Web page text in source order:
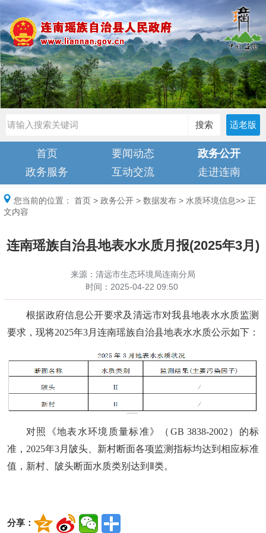
搜索 适老版
首页 要闻动态
政务公开
政务服务
互动交流 走进连南
您当前的位置： 首页 > 政务公开 > 数据发布 > 水质环境信息>> 正
文内容
连南瑶族自治县地表水水质月报(2025年3月)
来源：清远市生态环境局连南分局
时间： 2025-04-22 09:50
根据政府信息公开要求及清远市对我县地表水水质监测
要求，现将2025年3月连南瑶族自治县地表水水质公示如下：
对照《地表水环境质量标准》（ GB 3838-2002）的标
准，2025年3月陂头、新村断面各项监测指标均达到相应标准
值，新村、陂头断面水质类别达到Ⅱ类。
分享：